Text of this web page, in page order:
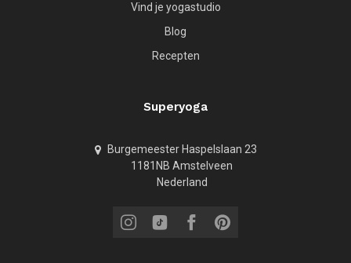
Vind je yogastudio
Blog
Recepten
Superyoga
Burgemeester Haspelslaan 23
1181NB Amstelveen
Nederland